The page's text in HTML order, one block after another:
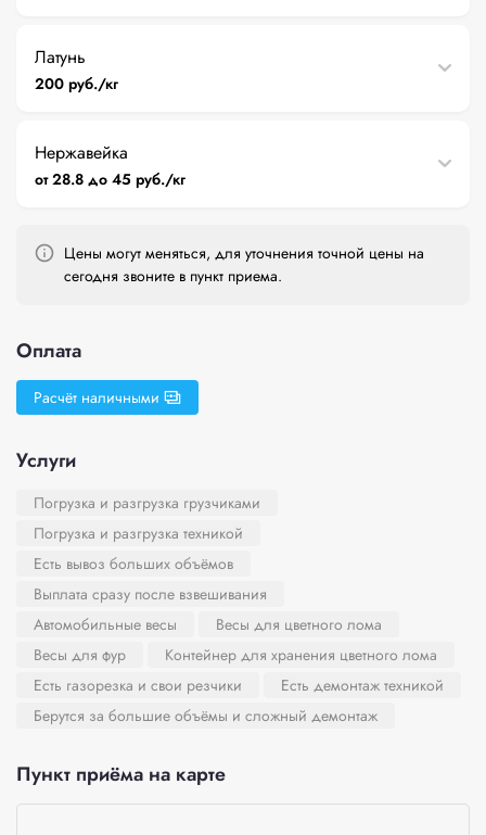
Латунь
200 руб./кг
Нержавейка
от 28.8 до 45 руб./кг
Цены могут меняться, для уточнения точной цены на
сегодня звоните в пункт приема.
Оплата
Расчёт наличными
Услуги
Погрузка и разгрузка грузчиками
Погрузка и разгрузка техникой
Есть вывоз больших объёмов
Выплата сразу после взвешивания
Автомобильные весы
Весы для цветного лома
Весы для фур
Контейнер для хранения цветного лома
Есть газорезка и свои резчики
Есть демонтаж техникой
Берутся за большие объёмы и сложный демонтаж
Пункт приёма на карте